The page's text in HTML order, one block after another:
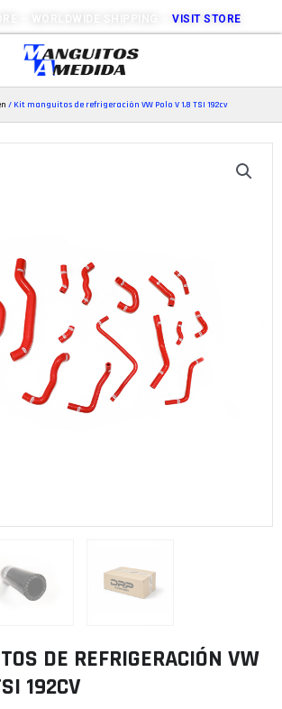
– WORLDWIDE SHIPPING –VISIT STORE
/ Kit manguitos de refrigeración VW Polo V 1.8 TSI 192cv
DE REFRIGERACIÓN VW
192CV